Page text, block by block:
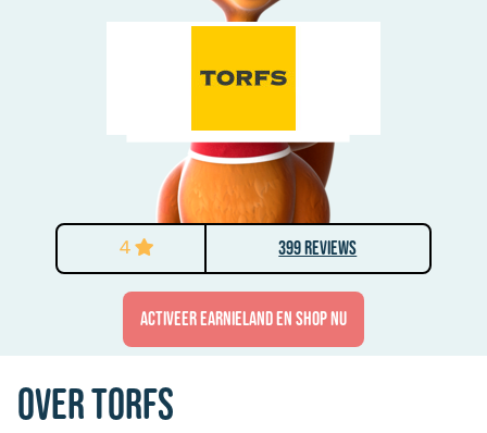
4 399 Reviews
activeer Earnieland en shop nu
Over Torfs